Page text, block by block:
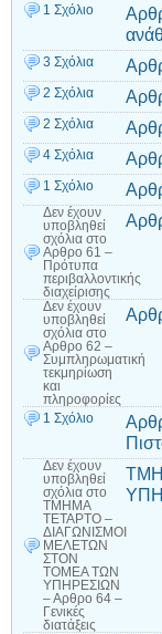
1 Σχόλιο
3 Σχόλια
2 Σχόλια
2 Σχόλια
4 Σχόλια
1 Σχόλιο
Δεν έχουν
υποβληθεί
σχόλια στο
Αρθρο 61 –
Πρότυπα
περιβαλλοντικής
διαχείρισης
Δεν έχουν
υποβληθεί
σχόλια στο
Αρθρο 62 –
Συμπληρωματική
τεκμηρίωση
και
πληροφορίες
1 Σχόλιο
Δεν έχουν
υποβληθεί
σχόλια στο
ΤΜΗΜΑ
ΤΕΤΑΡΤΟ –
ΔΙΑΓΩΝΙΣΜΟΙ
ΜΕΛΕΤΩΝ
ΣΤΟΝ
ΤΟΜΕΑ ΤΩΝ
ΥΠΗΡΕΣΙΩΝ
– Αρθρο 64 –
Γενικές
διατάξεις